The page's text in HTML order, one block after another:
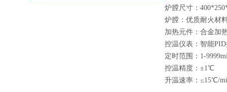
炉膛尺寸：
炉膛：优质耐火材
加热元件：合金加
控温仪表：智能
定时范围：1-
控温精度：±1℃
升温速率：≤15℃/